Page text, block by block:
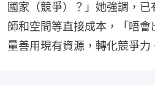
國家（競爭）？」她強調，
師和空間等直接成本，「唔
量善用現有資源，轉化競爭力